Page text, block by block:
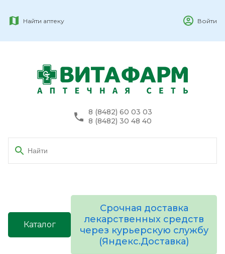
Найти аптеку Войти
8 (8482) 60 03 03
8 (8482) 30 48 40
Каталог
Срочная доставка
лекарственных средств
через курьерскую службу
(Яндекс.Доставка)